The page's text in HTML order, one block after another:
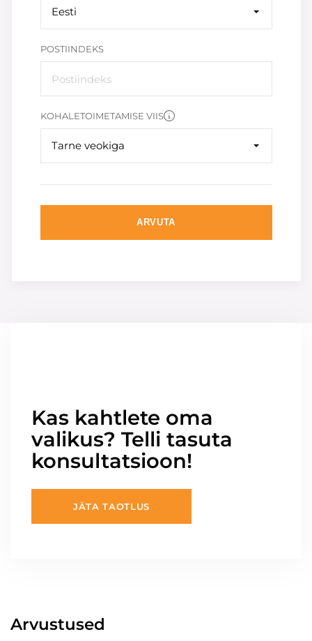
Eesti
POSTIINDEKS
KOHALETOIMETAMISE VIIS
Tarne veokiga
ARVUTA
Kas kahtlete oma
valikus? Telli tasuta
konsultatsioon!
JÄTA TAOTLUS
Arvustused